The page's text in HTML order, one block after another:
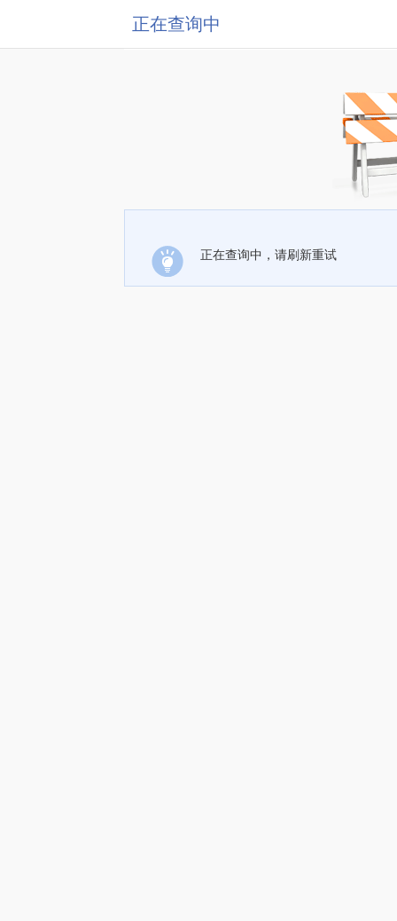
正在查询中
正在查询中，请刷新重试